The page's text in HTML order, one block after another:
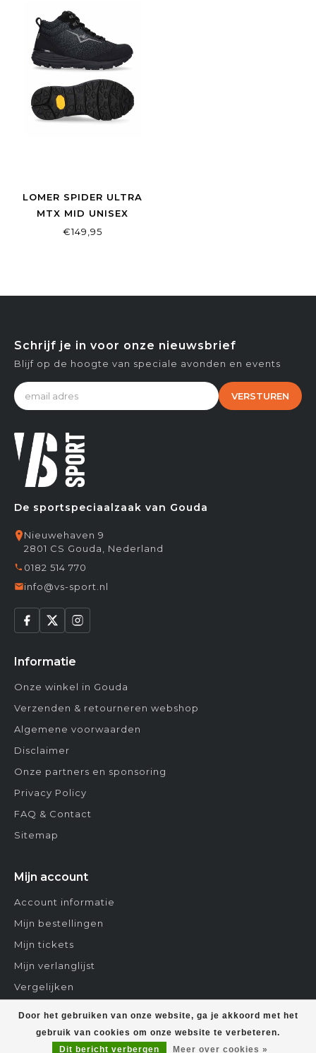
LOMER SPIDER ULTRA
MTX MID UNISEX
TOTAL BLACK
€149,95
Door het gebruiken van onze website, ga je akkoord met het
gebruik van cookies om onze website te verbeteren.
Dit bericht verbergen
Meer over cookies »
De sportspeciaalzaak van Gouda
Nieuwehaven 9
2801 CS Gouda, Nederland
0182 514 770
info@vs-sport.nl
Informatie
Onze winkel in Gouda
Verzenden & retourneren webshop
Algemene voorwaarden
Disclaimer
Onze partners en sponsoring
Privacy Policy
FAQ & Contact
Sitemap
Mijn account
Account informatie
Mijn bestellingen
Mijn tickets
Mijn verlanglijst
Vergelijken
Schrijf je in voor onze nieuwsbrief
Blijf op de hoogte van speciale avonden en events
VERSTUREN